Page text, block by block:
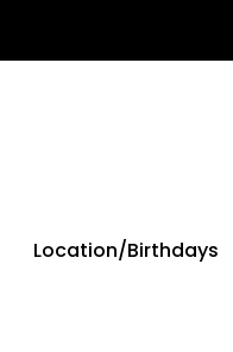
Location/Birthdays